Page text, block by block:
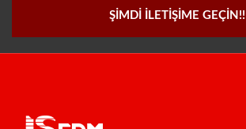
ŞIMDI İLETIŞIME GEÇIN!!